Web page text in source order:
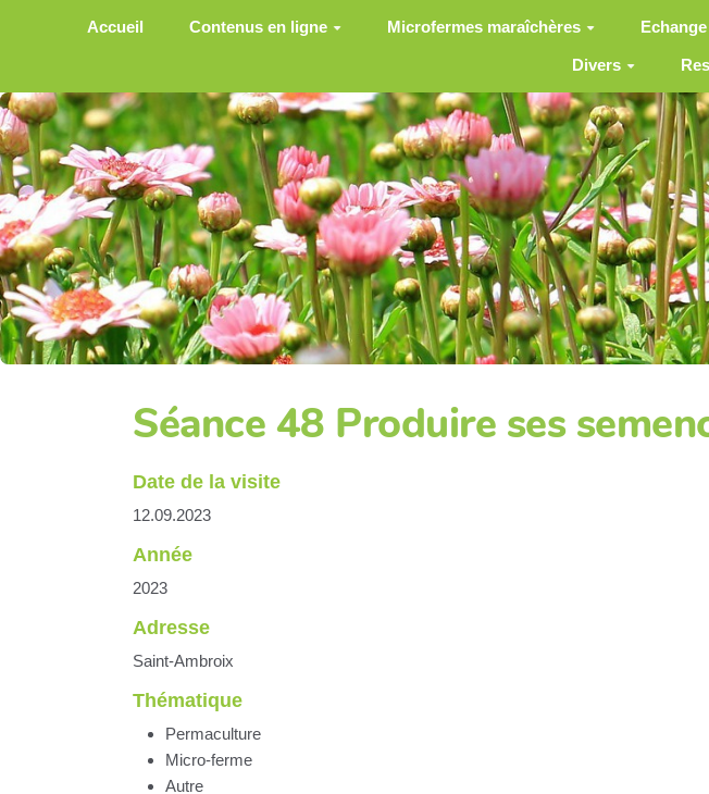
Aller au contenu principal
Accueil Contenus en ligne Microfermes maraîchères
Divers
Séance 48 Produire ses
Date de la visite
12.09.2023
Année
2023
Adresse
Saint-Ambroix
Thématique
Permaculture
Micro-ferme
Autre